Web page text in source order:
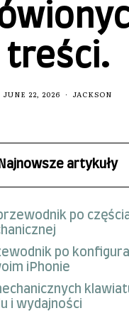
treści.
JUNE 22, 2026 JACKSON
Najnowsze artykuły
po
po
iPhonie
i wydajności